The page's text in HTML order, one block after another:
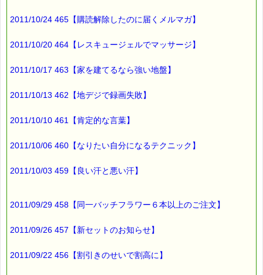
使うのが
ところで、
災害時に役立つ
緊急セール継続中です。
4月30日 までです。
━━━━━━━━━━━━━━━━━━━━☆
http*://www.pass-thyme.com/special/***********
▼災害や事故で傷ついてしまった心のケアに役立ちます
2011/10/24 465【購読解除したのに届くメルマガ】
2011/10/20 464【レスキュージェルでマッサージ】
2011/10/17 463【家を建てるなら強い地盤】
2011/10/13 462【地デジで録画失敗】
2011/10/10 461【肯定的な言葉】
2011/10/06 460【なりたい自分になるテクニック】
2011/10/03 459【良い汗と悪い汗】
2011/09/29 458【同一バッチフラワー６本以上のご注文】
2011/09/26 457【新セットのお知らせ】
2011/09/22 456【割引きのせいで割高に】